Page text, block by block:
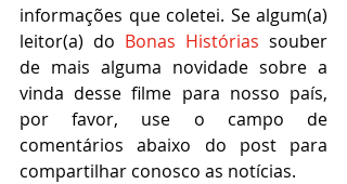
informações que coletei. Se algum(a)
leitor(a) do Bonas Histórias souber
de mais alguma novidade sobre a
vinda desse filme para nosso país,
por favor, use o campo de
comentários abaixo do post para
compartilhar conosco as notícias.